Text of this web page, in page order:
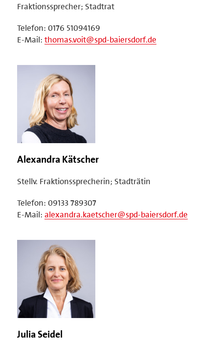
Fraktionssprecher; Stadtrat
Telefon: 0176 51094169
E-Mail: thomas.voit@spd-baiersdorf.de
Alexandra Kätscher
Stellv. Fraktionssprecherin; Stadträtin
Telefon: 09133 789307
E-Mail: alexandra.kaetscher@spd-baiersdorf.de
Julia Seidel